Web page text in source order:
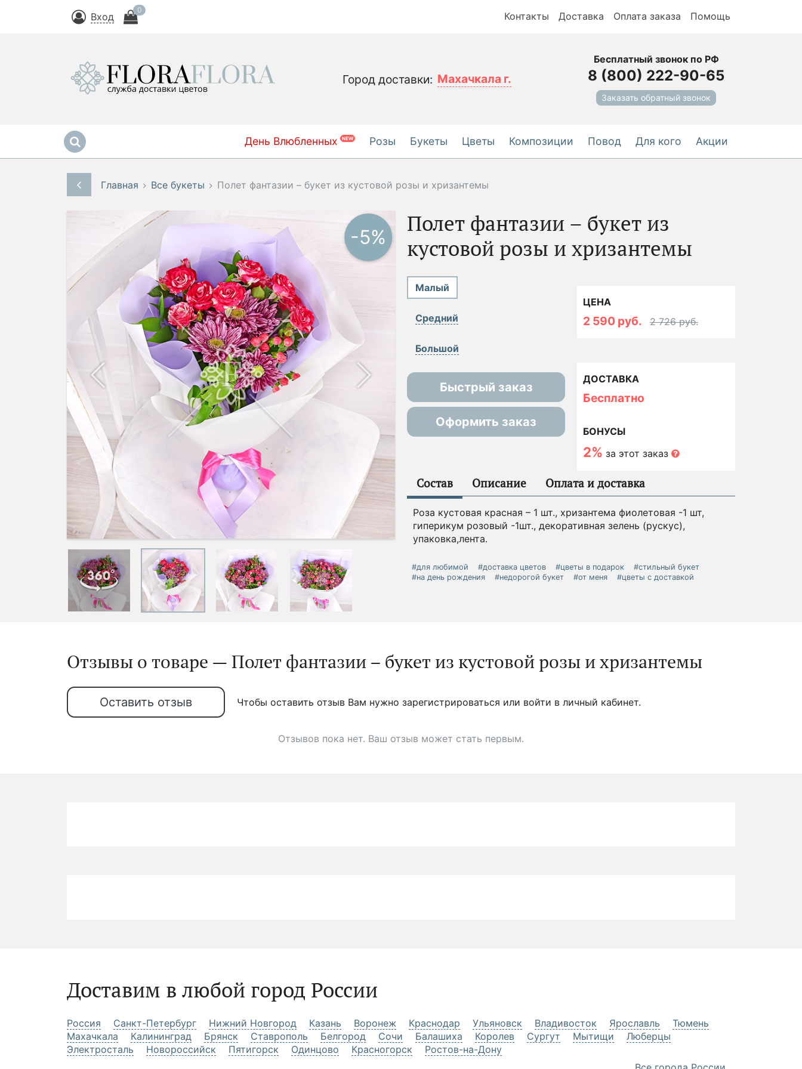
Вход
0
Контакты Доставка Оплата заказа Помощь
Город доставки: Махачкала г.
Бесплатный звонок по РФ
8 (800) 222-90-65
Заказать обратный звонок
День Влюбленных NEW Розы Букеты Цветы Композиции Повод Для кого Акции
Главная Все букеты Полет фантазии – букет из кустовой розы и хризантемы
-5%
Полет фантазии – букет из
кустовой розы и хризантемы
Малый
Средний
Большой
ЦЕНА
2 590 руб. 2 726 руб.
Быстрый заказ
Оформить заказ
ДОСТАВКА
Бесплатно
БОНУСЫ
2% за этот заказ
Состав Описание Оплата и доставка
Роза кустовая красная – 1 шт., хризантема фиолетовая -1 шт,
гиперикум розовый -1шт., декоративная зелень (рускус),
упаковка,лента.
#для любимой #доставка цветов #цветы в подарок
#стильный букет
#на день рождения
#недорогой букет #от меня #цветы с доставкой
Отзывы о товаре — Полет фантазии – букет из кустовой розы и хризантемы
Оставить отзыв Чтобы оставить отзыв Вам нужно зарегистрироваться или войти в личный кабинет.
Отзывов пока нет. Ваш отзыв может стать первым.
Доставим в любой город России
Россия Санкт-Петербург Нижний Новгород Казань Воронеж Краснодар Ульяновск Владивосток Ярославль
Тюмень
Махачкала
Калининград Брянск Ставрополь Белгород Сочи Балашиха Королев Сургут Мытищи
Люберцы
Электросталь
Новороссийск Пятигорск Одинцово Красногорск
Ростов-на-Дону